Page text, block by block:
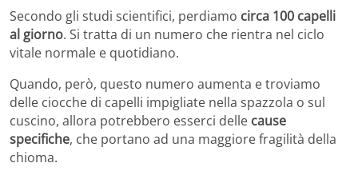
Secondo gli studi scientifici, perdiamo circa 100 capelli
al giorno. Si tratta di un numero che rientra nel ciclo
vitale normale e quotidiano.
Quando, però, questo numero aumenta e troviamo
delle ciocche di capelli impigliate nella spazzola o sul
cuscino, allora potrebbero esserci delle cause
specifiche, che portano ad una maggiore fragilità della
chioma.